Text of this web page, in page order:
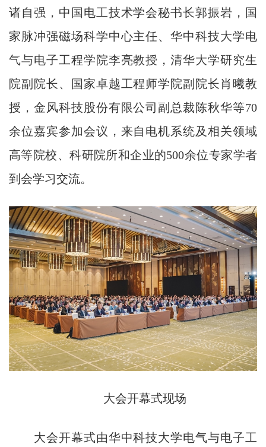
诸自强，中国电工技术学会秘书长郭振岩，国
家脉冲强磁场科学中心主任、华中科技大学电
气与电子工程学院李亮教授，清华大学研究生
院副院长、国家卓越工程师学院副院长肖曦教
授，金风科技股份有限公司副总裁陈秋华等70
余位嘉宾参加会议，来自电机系统及相关领域
高等院校、科研院所和企业的500余位专家学者
到会学习交流。
大会开幕式现场
大会开幕式由华中科技大学电气与电子工